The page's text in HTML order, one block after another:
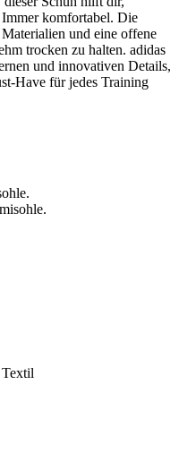
komfortabel. Die
und eine offene
trocken zu halten. adidas
und innovativen Details,
Have für jedes Training
Textil